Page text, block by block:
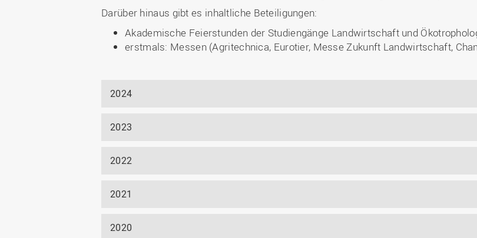
Darüber hinaus gibt es inhaltliche Beteiligungen:
Akademische Feierstunden der Studiengänge Landwirtschaft und
erstmals: Messen (Agritechnica, Eurotier, Messe Zukunft Landwirtschaft,
2024
2023
2022
2021
2020